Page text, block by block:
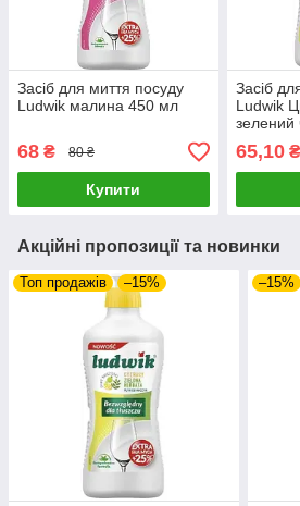
Засіб для миття посуду
Ludwik малина 450 мл
68 ₴ 80 ₴
Купити
Засіб
Ludwik
65,10₴
Акційні пропозиції та новинки
Топ продажів –15% –15%